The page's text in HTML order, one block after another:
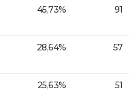
45,73% 91
28,64% 57
25,63% 51